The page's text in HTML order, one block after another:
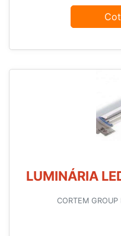
LUMINÁRIA
CORTEM